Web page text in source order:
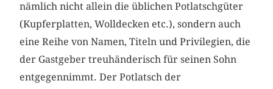
nämlich nicht allein die üblichen Potlatschgüter
(Kupferplatten, Wolldecken etc.), sondern auch
eine Reihe von Namen, Titeln und Privilegien, die
der Gastgeber treuhänderisch für seinen Sohn
entgegennimmt. Der Potlatsch der